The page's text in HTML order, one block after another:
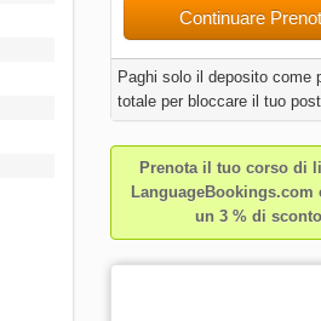
Continuare
Paghi solo il deposito come
totale per bloccare il tuo
Prenota il tuo corso di
LanguageBookings.com
un 3 % di